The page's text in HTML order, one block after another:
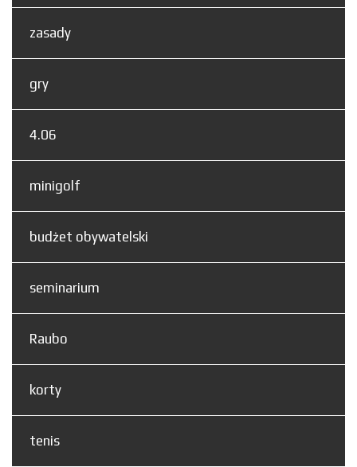
zasady
gry
4.06
minigolf
budżet obywatelski
seminarium
Raubo
korty
tenis